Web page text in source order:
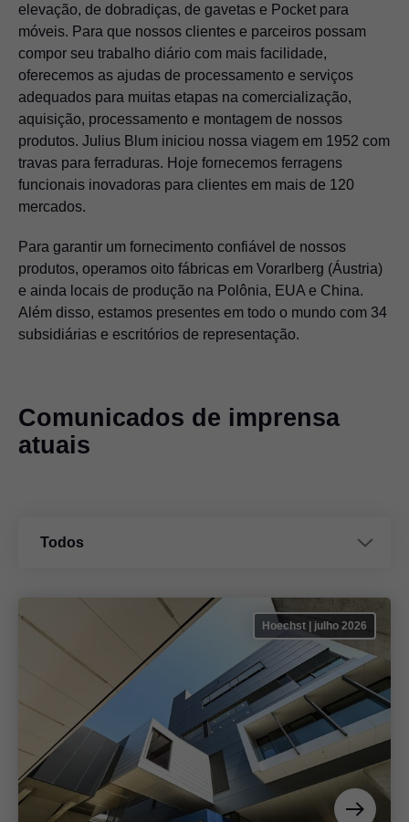
elevação, de dobradiças, de gavetas e Pocket para
móveis. Para que nossos clientes e parceiros possam
compor seu trabalho diário com mais facilidade,
oferecemos as ajudas de processamento e serviços
adequados para muitas etapas na comercialização,
aquisição, processamento e montagem de nossos
produtos. Julius Blum iniciou nossa viagem em 1952 com
travas para ferraduras. Hoje fornecemos ferragens
funcionais inovadoras para clientes em mais de 120
mercados.
Para garantir um fornecimento confiável de nossos
produtos, operamos oito fábricas em Vorarlberg (Áustria)
e ainda locais de produção na Polônia, EUA e China.
Além disso, estamos presentes em todo o mundo com 34
subsidiárias e escritórios de representação.
Comunicados de imprensa
atuais
Todos
Hoechst | julho 2026